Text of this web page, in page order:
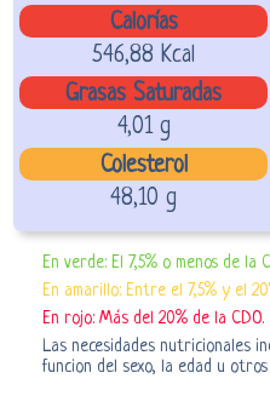
Calorías
546,88 Kcal
Grasas Saturadas
4,01 g
Colesterol
48,10 g
En verde: El 7,5% o menos de la
En amarillo: Entre el 7,5% y el
En rojo: Más del 20% de la CDO.
Las necesidades nutricionales
funcion del sexo, la edad u